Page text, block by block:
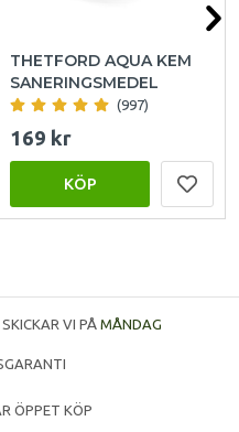
THETFORD AQUA KEM
SANERINGSMEDEL
(997)
169 kr
KÖP
VI PÅ MÅNDAG
ÖPPET KÖP